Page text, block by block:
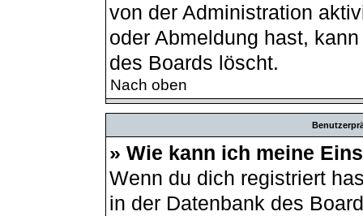
von der Administration
oder Abmeldung hast,
des Boards löscht.
Nach oben
» Wie kann ich meine
Wenn du dich registriert
in der Datenbank des